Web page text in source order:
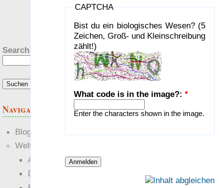
CAPTCHA
Bist du ein biologisches Wesen? (5
Zeichen, Groß- und Kleinschreibung
zählt!)
What code is in the image?:*
Enter the characters shown in the image.
Search this site:
Navigation
Blogs
Welten
Ante Portas
Die neuen Lande
was Leute sagen…